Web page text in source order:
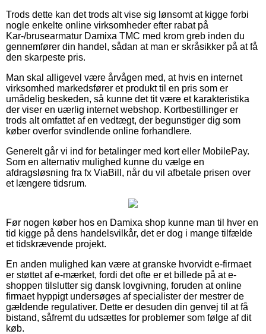
Trods dette kan det trods alt vise sig lønsomt at kigge forbi
nogle enkelte online virksomheder efter rabat på
Kar-/brusearmatur Damixa TMC med krom greb inden du
gennemfører din handel, sådan at man er skråsikker på at få
den skarpeste pris.
Man skal alligevel være årvågen med, at hvis en internet
virksomhed markedsfører et produkt til en pris som er
umådelig beskeden, så kunne det tit være et karakteristika
der viser en uærlig internet webshop. Kortbestillinger er
trods alt omfattet af en vedtægt, der begunstiger dig som
køber overfor svindlende online forhandlere.
Generelt går vi ind for betalinger med kort eller MobilePay.
Som en alternativ mulighed kunne du vælge en
afdragsløsning fra fx ViaBill, når du vil afbetale prisen over
et længere tidsrum.
Før nogen køber hos en Damixa shop kunne man til hver en
tid kigge på dens handelsvilkår, det er dog i mange tilfælde
et tidskrævende projekt.
En anden mulighed kan være at granske hvorvidt e-firmaet
er støttet af e-mærket, fordi det ofte er et billede på at e-
shoppen tilslutter sig dansk lovgivning, foruden at online
firmaet hyppigt undersøges af specialister der mestrer de
gældende regulativer. Dette er desuden din genvej til at få
bistand, såfremt du udsættes for problemer som følge af dit
køb.